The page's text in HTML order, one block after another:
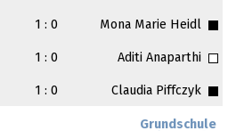
1 : 0 Mona Marie Heidl
1 : 0 Aditi Anaparthi
1 : 0 Claudia Piffczyk
Grundschule